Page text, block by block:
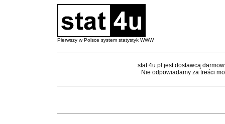
Pierwszy w Polsce system statystyk WWW
stat.4u.pl jest dostawcą
Nie odpowiadamy za treści